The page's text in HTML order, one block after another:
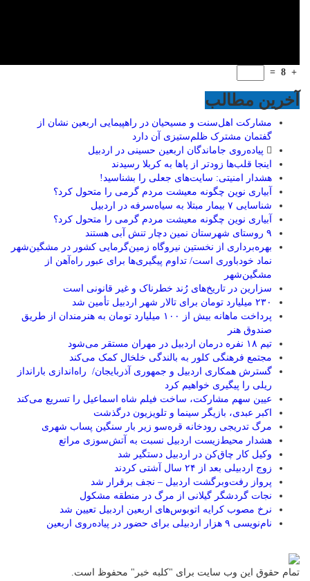
+
8
=
آخرین مطالب
مشارکت اهل‌سنت و مسیحیان در راهپیمایی اربعین نشان از
گفتمان مشترک ظلم‌ستیزی آن دارد
پیاده‌روی جاماندگان اربعین حسینی در اردبیل
اینجا قلب‌ها زودتر از پاها به کربلا رسیدند
هشدار امنیتی: سایت‌های جعلی را بشناسید!
آبیاری نوین چگونه معیشت مردم گرمی را متحول کرد؟
شناسایی ۷ بیمار مبتلا به سیاه‌سرفه در اردبیل
آبیاری نوین چگونه معیشت مردم گرمی را متحول کرد؟
۹ روستای شهرستان نمین دچار تنش آبی هستند
بهره‌برداری از نخستین نیروگاه زمین‌گرمایی کشور در مشگین‌شهر
نماد خودباوری است/ تداوم پیگیری‌ها برای عبور راه‌آهن از
مشگین‌شهر
سزارین در تاریخ‌های رُند خطرناک و غیر قانونی است
۲۳۰ میلیارد تومان برای تالار شهر اردبیل تأمین شد
پرداخت ماهانه بیش از ۱۰۰ میلیارد تومان به هنرمندان از طریق
صندوق هنر
تیم ۱۸ نفره درمان اردبیل در مهران مستقر می‌شود
مجتمع فرهنگی کلور به بالندگی خلخال کمک می‌کند
گسترش همکاری اردبیل و جمهوری آذربایجان/ راه‌اندازی بارانداز
ریلی را پیگیری خواهیم کرد
عیین سهم مشارکت، ساخت فیلم شاه‌ اسماعیل را تسریع می‌کند
اکبر عبدی، بازیگر سینما و تلویزیون درگذشت
مرگ تدریجی رودخانه قره‌سو زیر بار سنگین پساب شهری
هشدار محیط‌زیست اردبیل نسبت به آتش‌سوزی مراتع
وکیل کار چاق‌کن در اردبیل دستگیر شد
زوج اردبیلی بعد از ۲۴ سال آشتی کردند
پرواز رفت‌وبرگشت اردبیل – نجف برقرار شد
نجات گردشگر گیلانی از مرگ در منطقه مشکول
نرخ مصوب کرایه اتوبوس‌های اربعین اردبیل تعیین شد
نام‌نویسی ۹ هزار اردبیلی برای حضور در پیاده‌روی اربعین
تمام حقوق این وب سایت برای "کلبه خبر" محفوظ است.